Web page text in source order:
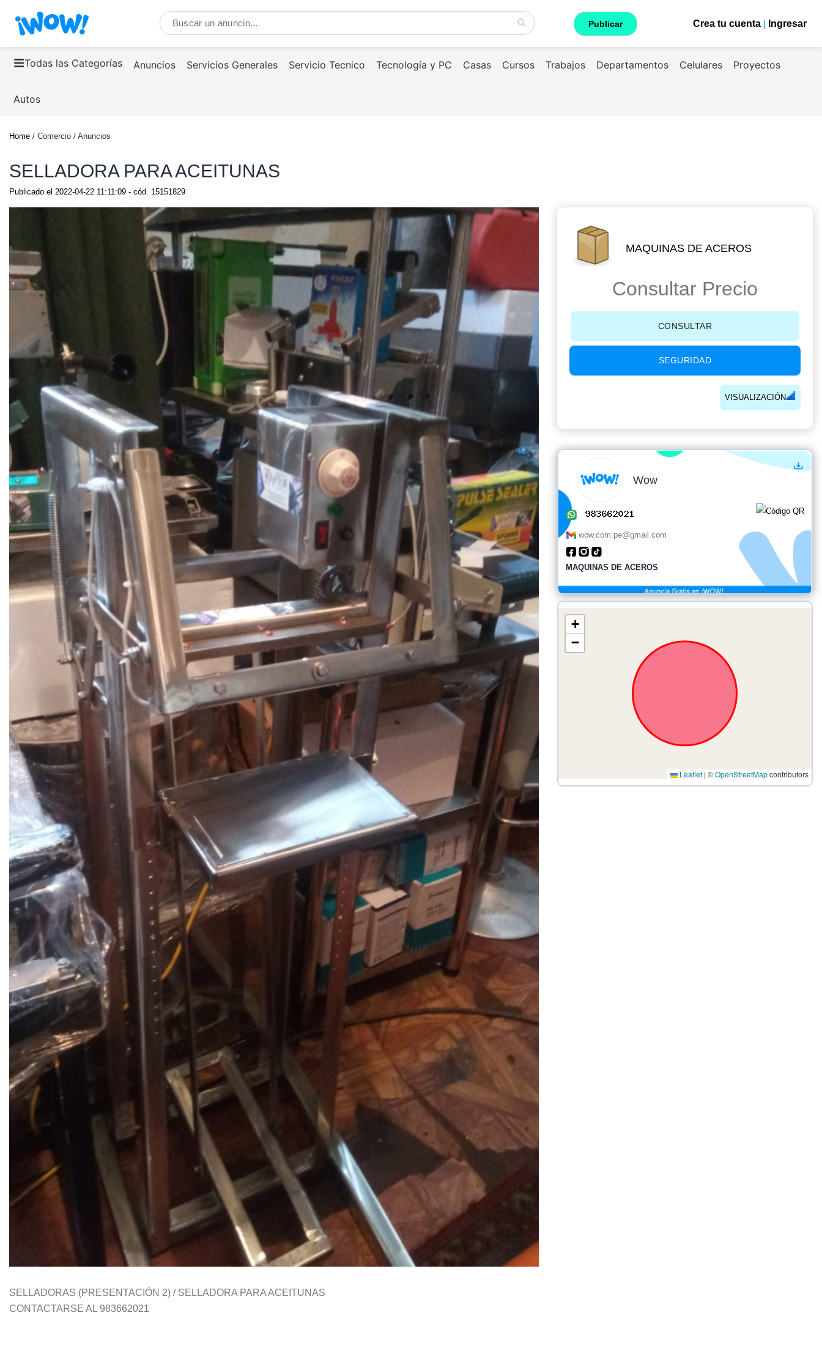
Publicar Crea tu cuenta| Ingresar
Todas las Categorías Anuncios Servicios Generales Servicio Tecnico Tecnología y PC Casas Cursos Trabajos Departamentos Celulares Proyectos
Autos
Home / Comercio / Anuncios
SELLADORA PARA ACEITUNAS
Publicado el 2022-04-22 11:11:09 - cód. 15151829
SELLADORAS (PRESENTACIÓN 2) / SELLADORA PARA ACEITUNAS
CONTACTARSE AL 983662021
MAQUINAS DE ACEROS
Consultar Precio
CONSULTAR
SEGURIDAD
VISUALIZACIÓN
Wow
wow.com.pe@gmail.com
MAQUINAS DE ACEROS
+
−
Leaflet | ©OpenStreetMapcontributors